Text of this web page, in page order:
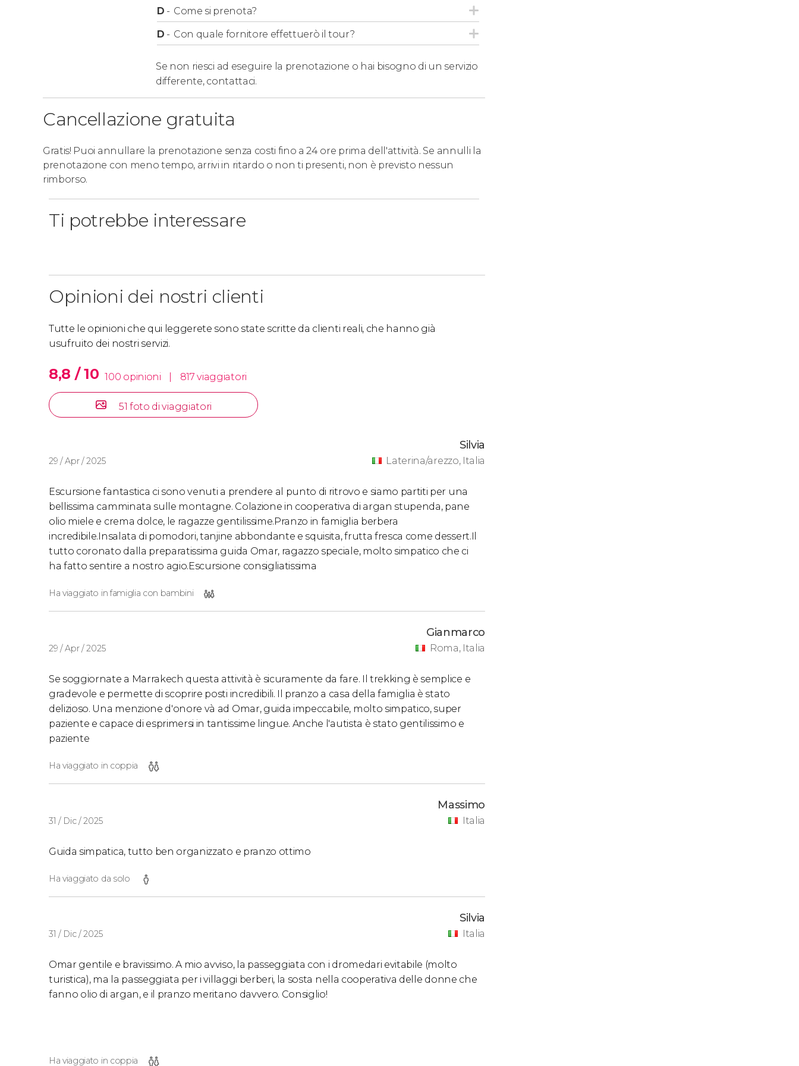
D - Come si prenota?
D - Con quale fornitore effettuerò il tour?
Se non riesci ad eseguire la prenotazione o hai bisogno di un servizio
differente, contattaci.
Cancellazione gratuita
Gratis! Puoi annullare la prenotazione senza costi fino a 24 ore prima dell'attività. Se annulli la
prenotazione con meno tempo, arrivi in ritardo o non ti presenti, non è previsto nessun
rimborso.
Ti potrebbe interessare
Opinioni dei nostri clienti
Tutte le opinioni che qui leggerete sono state scritte da clienti reali, che hanno già
usufruito dei nostri servizi.
8,8 / 10 100 opinioni 817 viaggiatori
51 foto di viaggiatori
29 / Apr / 2025
Silvia
Laterina/arezzo, Italia
Escursione fantastica ci sono venuti a prendere al punto di ritrovo e siamo partiti per una
bellissima camminata sulle montagne. Colazione in cooperativa di argan stupenda, pane
olio miele e crema dolce, le ragazze gentilissime.Pranzo in famiglia berbera
incredibile.Insalata di pomodori, tanjine abbondante e squisita, frutta fresca come dessert.Il
tutto coronato dalla preparatissima guida Omar, ragazzo speciale, molto simpatico che ci
ha fatto sentire a nostro agio.Escursione consigliatissima
Ha viaggiato in famiglia con bambini
29 / Apr / 2025
Gianmarco
Roma, Italia
Se soggiornate a Marrakech questa attività è sicuramente da fare. Il trekking è semplice e
gradevole e permette di scoprire posti incredibili. Il pranzo a casa della famiglia è stato
delizioso. Una menzione d'onore và ad Omar, guida impeccabile, molto simpatico, super
paziente e capace di esprimersi in tantissime lingue. Anche l'autista è stato gentilissimo e
paziente
Ha viaggiato in coppia
31 / Dic / 2025
Massimo
Italia
Guida simpatica, tutto ben organizzato e pranzo ottimo
Ha viaggiato da solo
31 / Dic / 2025
Silvia
Italia
Omar gentile e bravissimo. A mio avviso, la passeggiata con i dromedari evitabile (molto
turistica), ma la passeggiata per i villaggi berberi, la sosta nella cooperativa delle donne che
fanno olio di argan, e il pranzo meritano davvero. Consiglio!
Ha viaggiato in coppia